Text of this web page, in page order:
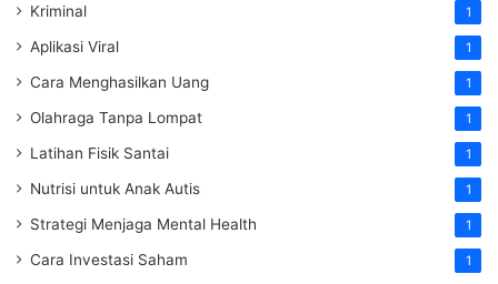
Kriminal 1
Aplikasi Viral 1
Cara Menghasilkan Uang 1
Olahraga Tanpa Lompat 1
Latihan Fisik Santai 1
Nutrisi untuk Anak Autis 1
Strategi Menjaga Mental Health 1
Cara Investasi Saham 1